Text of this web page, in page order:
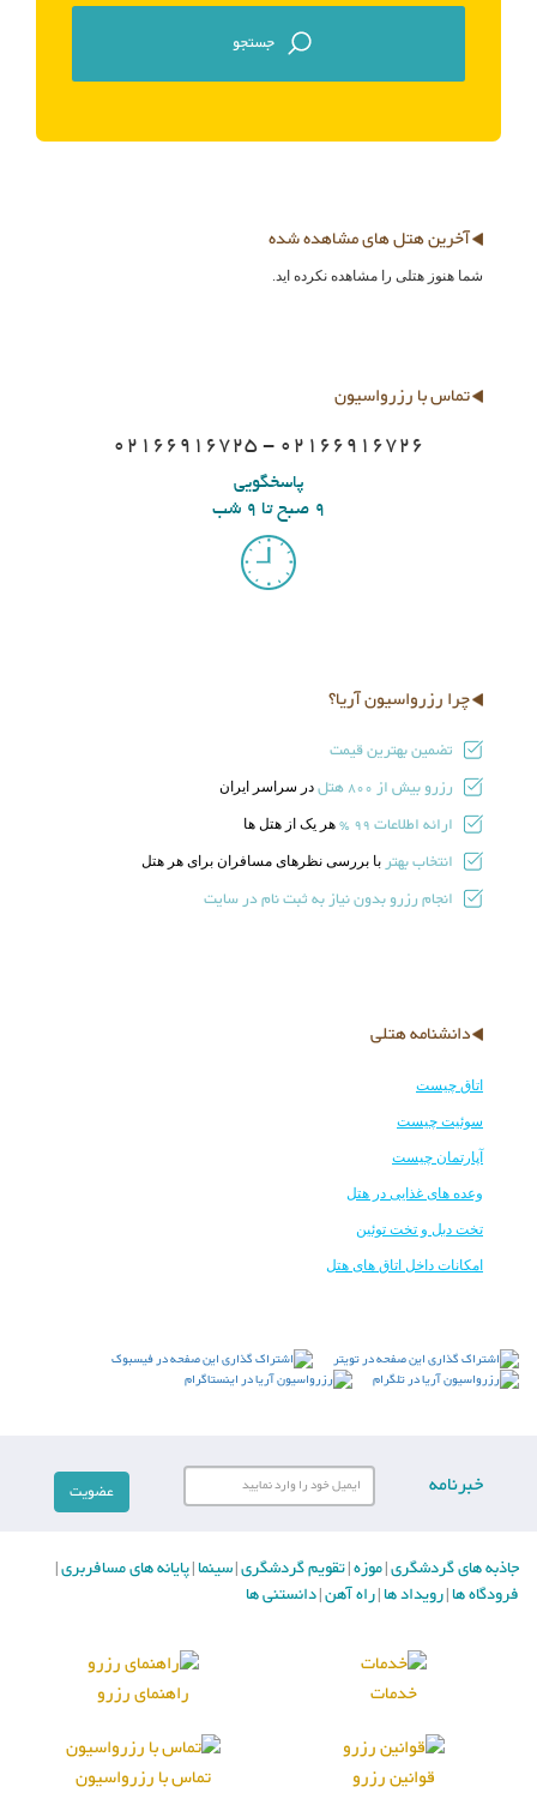
آخرین هتل های مشاهده شده
شما هنوز هتلی را مشاهده نکرده اید.
تماس با رزرواسیون
02166916725 - 02166916726
پاسخگویی
9 صبح تا 9 شب
چرا رزرواسیون آریا؟
تضمین بهترین قیمت
رزرو بیش از 800 هتل در سراسر ایران
ارائه اطلاعات 99 % هر یک از هتل ها
انتخاب بهتر با بررسی نظرهای مسافران برای هر هتل
انجام رزرو بدون نیاز به ثبت نام در سایت
دانشنامه هتلی
اتاق چیست
سوئیت چیست
آپارتمان چیست
وعده های غذایی در هتل
تخت دبل و تخت توئین
امکانات داخل اتاق های هتل
خبرنامه
جاذبه های گردشگری|موزه|تقویم گردشگری|سینما|پایانه های مسافربری|
فرودگاه ها|رویداد ها|راه آهن|دانستنی ها
خدمات راهنمای رزرو
قوانین رزرو تماس با رزرواسیون